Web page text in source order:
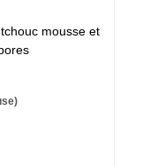
mousse et